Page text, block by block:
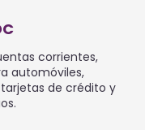
corrientes,
automóviles,
de crédito y